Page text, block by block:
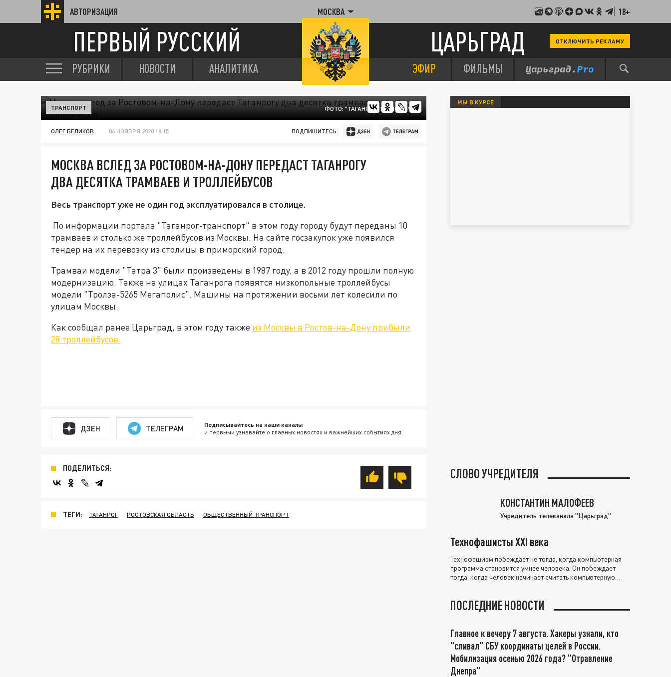
АВТОРИЗАЦИЯ МОСКВА 18+
ПЕРВЫЙ РУССКИЙ ЦАРЬГРАД ОТКЛЮЧИТЬ РЕКЛАМУ
РУБРИКИ НОВОСТИ АНАЛИТИКА ЭФИР ФИЛЬМЫ
ФОТО: "ТАГАНРОГ-ТРАНСПОРТ"
ТРАНСПОРТ
ОЛЕГ БЕЛИКОВ 06 НОЯБРЯ 2020 18:15 ПОДПИШИТЕСЬ:
МОСКВА ВСЛЕД ЗА РОСТОВОМ-НА-ДОНУ ПЕРЕДАСТ ТАГАНРОГУ
ДВА ДЕСЯТКА ТРАМВАЕВ И ТРОЛЛЕЙБУСОВ
Весь транспорт уже не один год эксплуатировался в столице.
По информации портала "Таганрог-транспорт" в этом году городу будут переданы 10
трамваев и столько же троллейбусов из Москвы. На сайте госзакупок уже появился
тендер на их перевозку из столицы в приморский город.
Трамваи модели "Татра 3" были произведены в 1987 году, а в 2012 году прошли полную
модернизацию. Также на улицах Таганрога появятся низкопольные троллейбусы
модели "Тролза-5265 Мегаполис". Машины на протяжении восьми лет колесили по
улицам Москвы.
Как сообщал ранее Царьград, в этом году также из Москвы в Ростов-на-Дону прибыли
28 троллейбусов.
ДЗЕН ТЕЛЕГРАМ Подписывайтесь на наши каналы
и первыми узнавайте о главных новостях и важнейших событиях дня.
ПОДЕЛИТЬСЯ:
ТЕГИ: ТАГАНРОГ РОСТОВСКАЯ ОБЛАСТЬ ОБЩЕСТВЕННЫЙ ТРАНСПОРТ
МЫ В КУРСЕ
СЛОВО УЧРЕДИТЕЛЯ
КОНСТАНТИН МАЛОФЕЕВ
Учредитель телеканала "Царьград"
Технофашисты XXI века
Технофашизм побеждает не тогда, когда компьютерная
программа становится умнее человека. Он побеждает
тогда, когда человек начинает считать компьютерную
ПОСЛЕДНИЕ НОВОСТИ
Главное к вечеру 7 августа. Хакеры узнали, кто
"сливал" СБУ координаты целей в России.
Мобилизация осенью 2026 года? "Отравление
Днепра"